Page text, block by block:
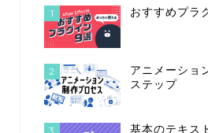
1 おすすめプラ
2
アニメーショ
ステップ
3
基本のテキス